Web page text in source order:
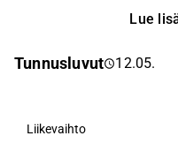
Elovena® ja
päämarkkina-alue on
Lue
Tunnusluvut 12.05.
Liikevaihto